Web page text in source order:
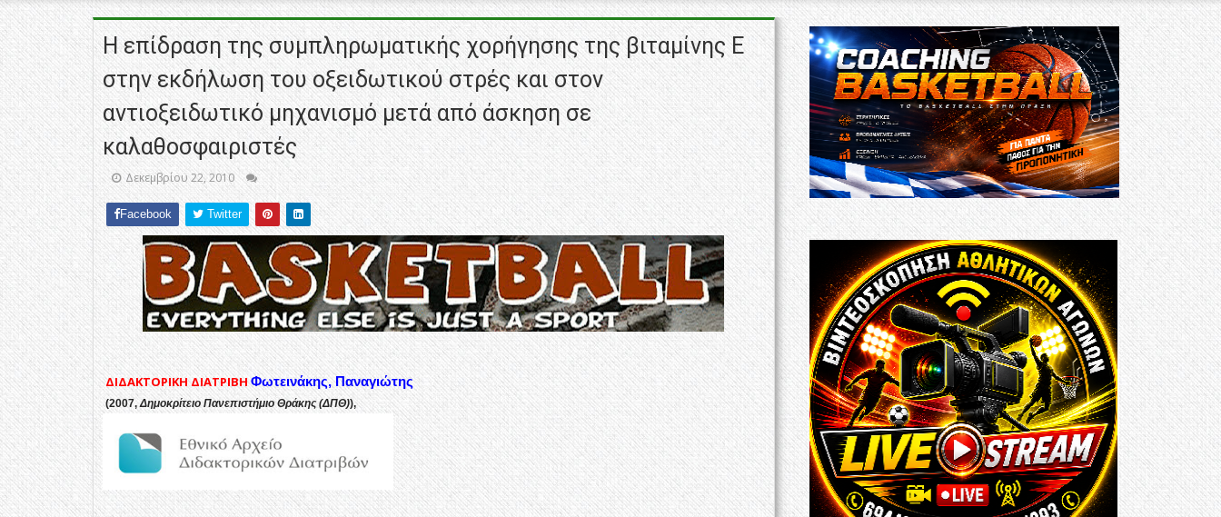
Η επίδραση της συμπληρωματικής χορήγησης της βιταμίνης Ε
στην εκδήλωση του οξειδωτικού στρές και στον
αντιοξειδωτικό μηχανισμό μετά από άσκηση σε
καλαθοσφαιριστές
Δεκεμβρίου 22, 2010
Facebook Twitter
ΔΙΔΑΚΤΟΡΙΚΗ ΔΙΑΤΡΙΒΗΦωτεινάκης, Παναγιώτης
(2007,Δημοκρίτειο Πανεπιστήμιο Θράκης (ΔΠΘ)),